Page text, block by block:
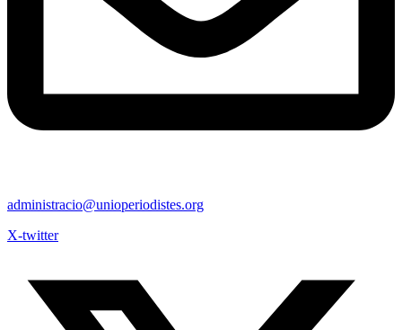
administracio@unioperiodistes.org
X-twitter